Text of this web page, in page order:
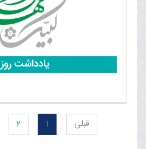
قبلی 1
2